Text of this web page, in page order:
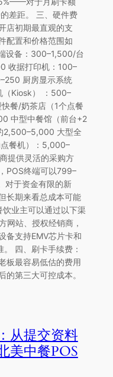
差距。 三、硬件费
店初期最直观的支
配置和价格范围如
设备：300–1,500/台
收据打印机：100–
厨房显示系统
（Kiosk） ：500–
餐/奶茶店（1个点餐
中型中餐馆（前台+2
2,500–5,000 大型全
餐机）：5,000–
提供灵活的采购方
POS终端可以799–
对于资金有限的新
长期来看总成本可能
业主可以通过以下渠
站、授权经销商，
备支持EMV芯片卡和
四、刷卡手续费：
板最容易低估的费用
第三大可控成本。
从提交资料
美中餐POS